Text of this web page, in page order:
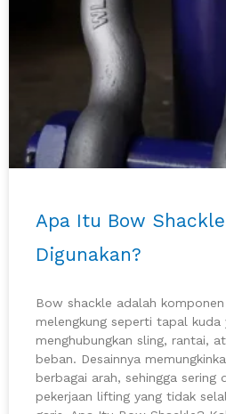
Apa Itu Bow
Digunakan?
Bow shackle adalah
melengkung seperti tapal kuda
menghubungkan sling, rantai,
beban. Desainnya
berbagai arah, sehingga sering
pekerjaan lifting yang tidak